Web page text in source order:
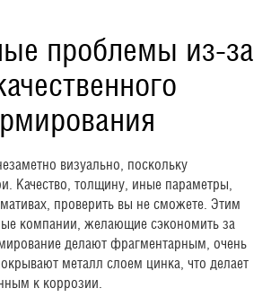
проблемы из-за
визуально, поскольку
Качество, толщину, иные параметры,
проверить вы не сможете. Этим
компании, желающие сэкономить за
делают фрагментарным, очень
металл слоем цинка, что делает
к коррозии.